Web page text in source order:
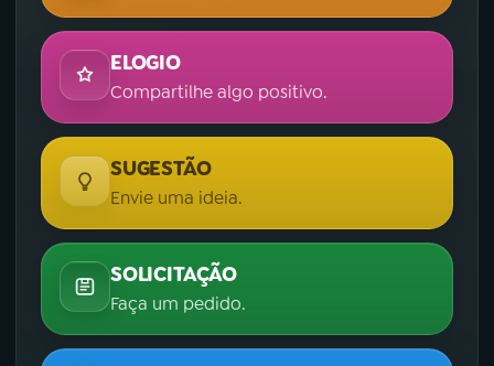
ELOGIO
Compartilhe algo positivo.
SUGESTÃO
Envie uma ideia.
SOLICITAÇÃO
Faça um pedido.